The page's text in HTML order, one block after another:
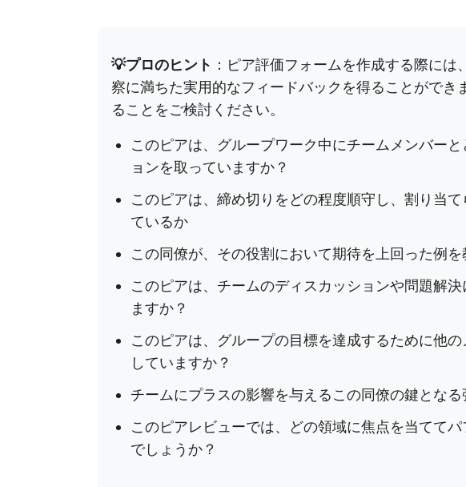
💡プロのヒント ：ピア評価フォームを作成する際に
察に満ちた実用的なフィードバックを得ることができ
ることをご検討ください。
このピアは、グループワーク中にチームメンバー
ョンを取っていますか？
このピアは、締め切りをどの程度順守し、割り当
ているか
この同僚が、その役割において期待を上回った例を
このピアは、チームのディスカッションや問題解
ますか？
このピアは、グループの目標を達成するために他
していますか？
チームにプラスの影響を与えるこの同僚の鍵とな
このピアレビューでは、どの領域に焦点を当てて
でしょうか？